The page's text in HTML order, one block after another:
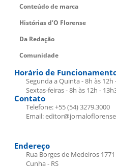
Conteúdo de marca
Histórias d’O Florense
Da Redação
Comunidade
Horário de
Segunda a Quinta - 8h às 12h
Sextas-feiras - 8h às 12h -
Contato
Telefone: +55 (54) 3279.3000
Email:
Endereço
Rua Borges de Medeiros
Cunha - RS